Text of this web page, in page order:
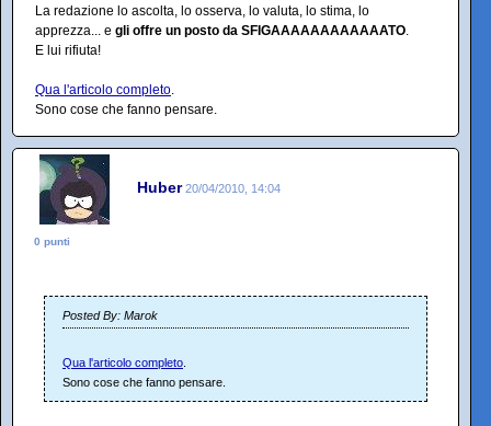
La redazione lo ascolta, lo osserva, lo valuta, lo stima, lo
apprezza... e gli offre un posto da SFIGAAAAAAAAAAAATO.
E lui rifiuta!
Qua l'articolo completo.
Sono cose che fanno pensare.
Huber 20/04/2010, 14:04
0 punti
Posted By: Marok
Qua l'articolo completo
Sono cose che fanno pensare.